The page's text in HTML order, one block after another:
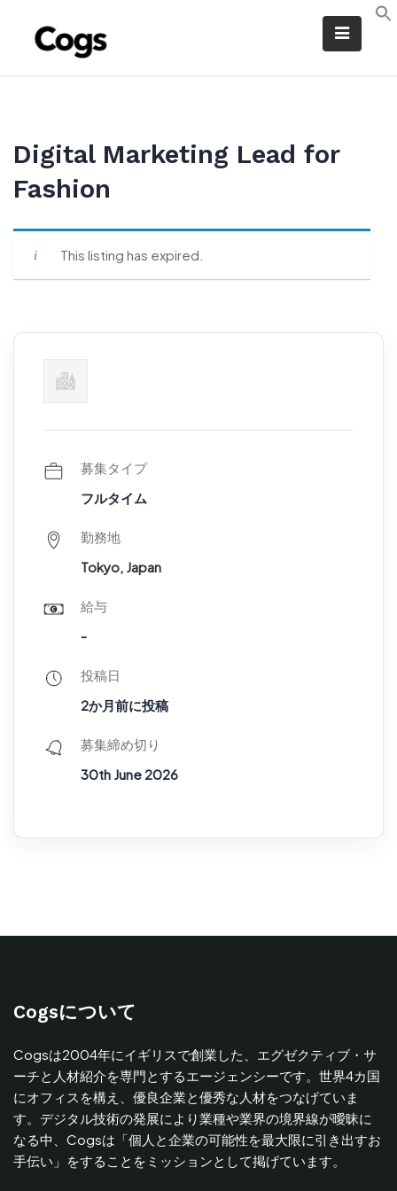
content
Digital Marketing Lead for
Fashion
This listing has expired.
募集タイプ
フルタイム
勤務地
Tokyo, Japan
給与
-
投稿日
2か月前に投稿
募集締め切り
30th June 2026
Cogsについて
Cogsは2004年にイギリスで創業した、エグゼクティブ・サ
ーチと人材紹介を専門とするエージェンシーです。世界4カ国
にオフィスを構え、優良企業と優秀な人材をつなげていま
す。デジタル技術の発展により業種や業界の境界線が曖昧に
なる中、Cogsは「個人と企業の可能性を最大限に引き出すお
手伝い」をすることをミッションとして掲げています。